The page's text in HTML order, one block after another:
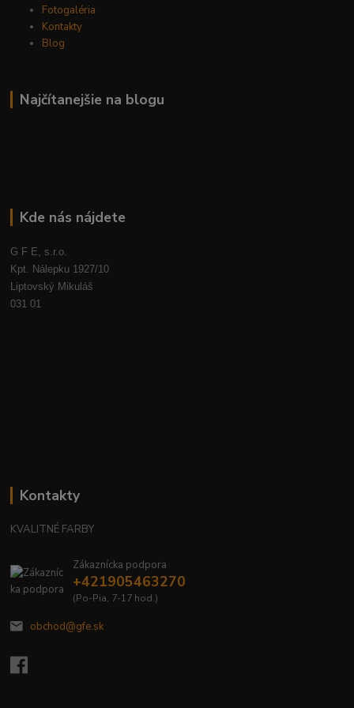
Fotogaléria
Kontakty
Blog
Najčítanejšie na blogu
Kde nás nájdete
G F E, s.r.o.
Kpt. Nálepku 1927/10
Liptovský Mikuláš
031 01
Kontakty
KVALITNÉ FARBY
Zákaznícka podpora
+421905463270
(Po-Pia, 7-17 hod.)
obchod@gfe.sk